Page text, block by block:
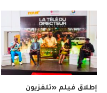
إطلاق فيلم «تلفزيون